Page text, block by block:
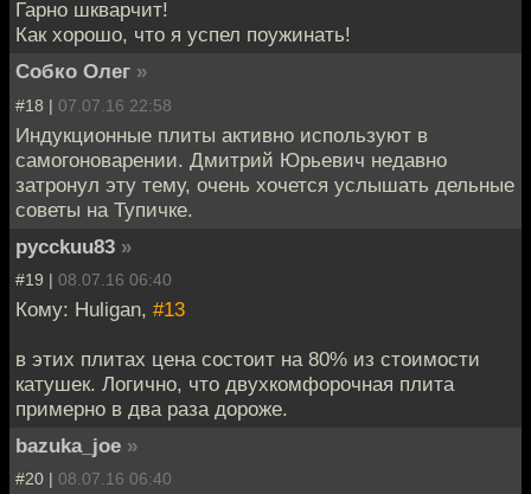
Гарно шкварчит!
Как хорошо, что я успел поужинать!
Собко Олег »
#18 | 07.07.16 22:58
Индукционные плиты активно используют в
самогоноварении. Дмитрий Юрьевич недавно
затронул эту тему, очень хочется услышать дельные
советы на Тупичке.
pycckuu83 »
#19 | 08.07.16 06:40
Кому: Huligan, #13
в этих плитах цена состоит на 80% из стоимости
катушек. Логично, что двухкомфорочная плита
примерно в два раза дороже.
bazuka_joe »
#20 | 08.07.16 06:40